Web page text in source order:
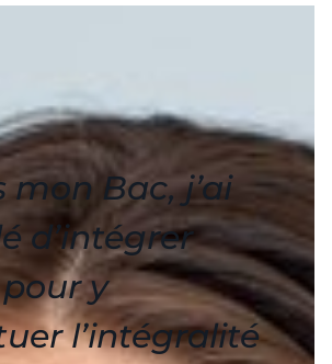
mon Bac, j’ai
d’intégrer
pour y
l’intégralité